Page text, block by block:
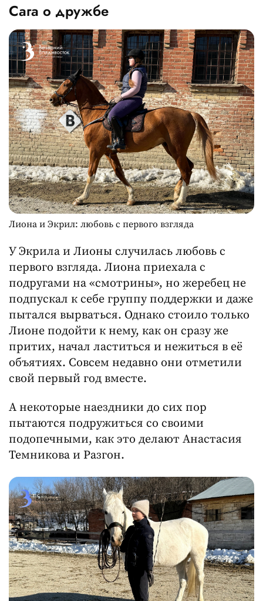
Сага о дружбе
Лиона и Экрил: любовь с первого взгляда
У Экрила и Лионы случилась любовь с
первого взгляда. Лиона приехала с
подругами на «смотрины», но жеребец не
подпускал к себе группу поддержки и даже
пытался вырваться. Однако стоило только
Лионе подойти к нему, как он сразу же
притих, начал ластиться и нежиться в её
объятиях. Совсем недавно они отметили
свой первый год вместе.
А некоторые наездники до сих пор
пытаются подружиться со своими
подопечными, как это делают Анастасия
Темникова и Разгон.